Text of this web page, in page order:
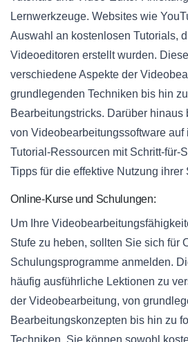
Lernwerkzeuge. Websites wie
Auswahl an kostenlosen Tutorials,
Videoeditoren erstellt wurden.
verschiedene Aspekte der
grundlegenden Techniken bis hin
Bearbeitungstricks. Darüber hinaus
von Videobearbeitungssoftware
Tutorial-Ressourcen mit Schritt-für-
Tipps für die effektive Nutzung ihrer
Online-Kurse und Schulungen:
Um Ihre
Stufe zu heben, sollten Sie sich für
Schulungsprogramme anmelden.
häufig ausführliche Lektionen zu
der Videobearbeitung, von
Bearbeitungskonzepten bis hin zu
Techniken. Sie können sowohl